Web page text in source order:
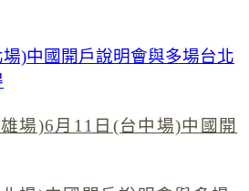
)中國開戶說明會與多場台北
場)6月11日(台中場)中國開